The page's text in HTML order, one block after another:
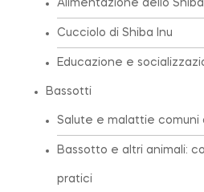
Alimentazione dello Shiba
Cucciolo di Shiba Inu
Educazione e
Bassotti
Salute e malattie comuni
Bassotto e altri animali:
pratici